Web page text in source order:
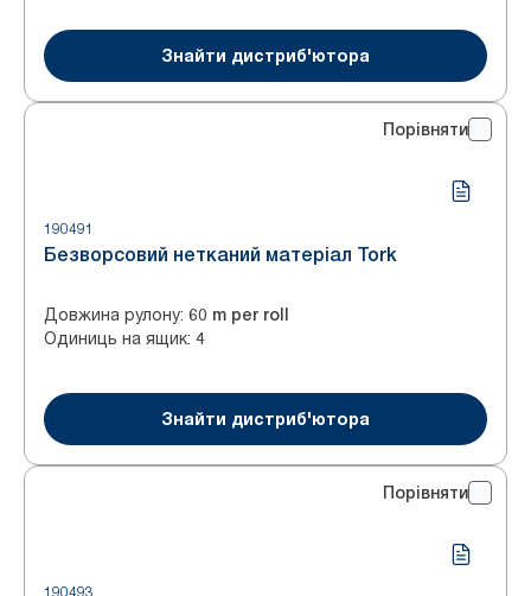
Знайти дистриб'ютора
Порівняти
190491
Безворсовий нетканий матеріал Tork
Довжина рулону: 60 m per roll
Одиниць на ящик: 4
Знайти дистриб'ютора
Порівняти
190493